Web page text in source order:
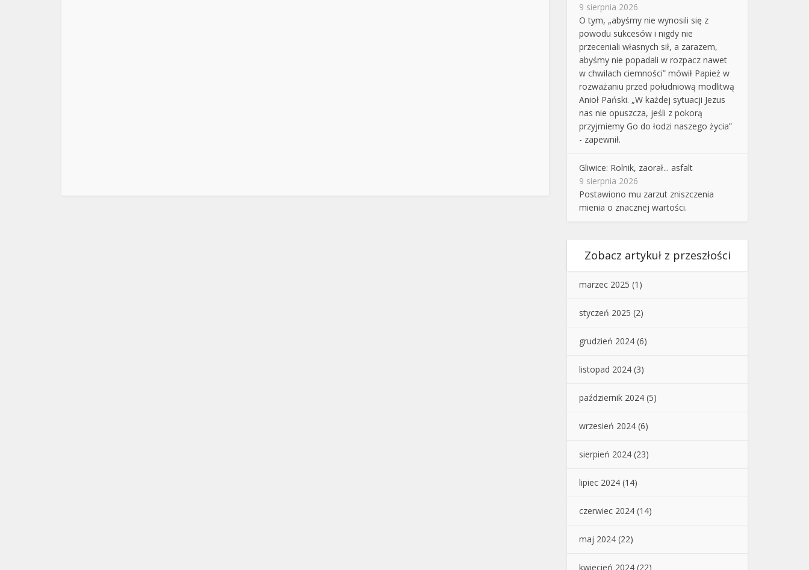
9 sierpnia 2026
O tym, „abyśmy nie wynosili się z
powodu sukcesów i nigdy nie
przeceniali własnych sił, a zarazem,
abyśmy nie popadali w rozpacz nawet
w chwilach ciemności” mówił Papież w
rozważaniu przed południową modlitwą
Anioł Pański. „W każdej sytuacji Jezus
nas nie opuszcza, jeśli z pokorą
przyjmiemy Go do łodzi naszego życia”
- zapewnił.
Gliwice: Rolnik, zaorał... asfalt
9 sierpnia 2026
Postawiono mu zarzut zniszczenia
mienia o znacznej wartości.
Zobacz artykuł z przeszłości
marzec 2025 (1)
styczeń 2025 (2)
grudzień 2024 (6)
listopad 2024 (3)
październik 2024 (5)
wrzesień 2024 (6)
sierpień 2024 (23)
lipiec 2024 (14)
czerwiec 2024 (14)
maj 2024 (22)
kwiecień 2024 (22)